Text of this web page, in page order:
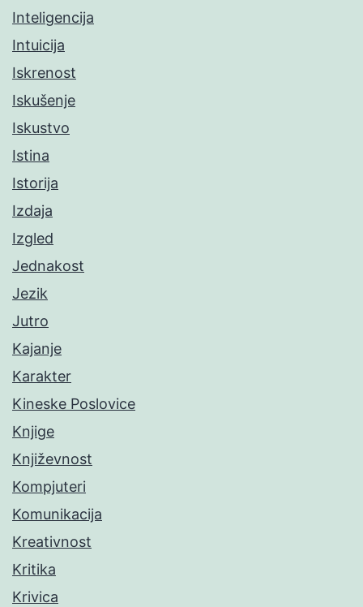
Inteligencija
Intuicija
Iskrenost
Iskušenje
Iskustvo
Istina
Istorija
Izdaja
Izgled
Jednakost
Jezik
Jutro
Kajanje
Karakter
Kineske Poslovice
Knjige
Književnost
Kompjuteri
Komunikacija
Kreativnost
Kritika
Krivica